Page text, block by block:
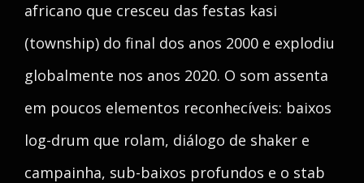
africano que cresceu das festas kasi
(township) do final dos anos 2000 e explodiu
globalmente nos anos 2020. O som assenta
em poucos elementos reconhecíveis: baixos
log-drum que rolam, diálogo de shaker e
campainha, sub-baixos profundos e o stab